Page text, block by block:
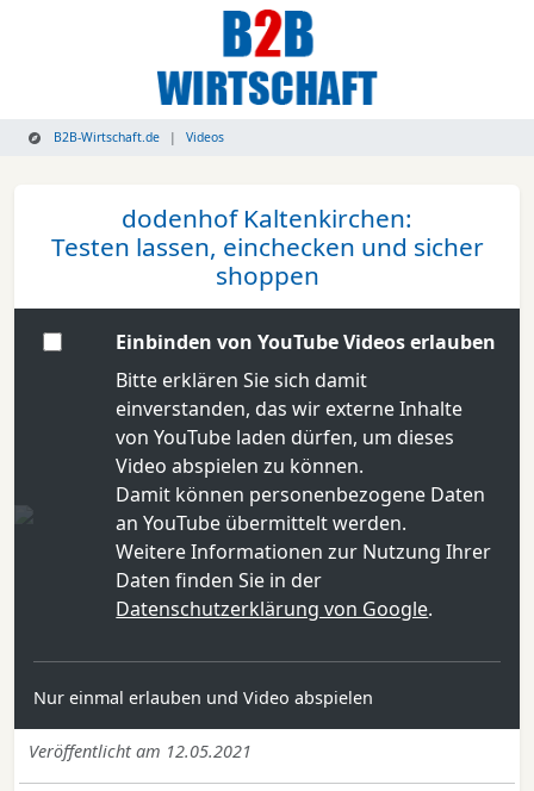
B2B-Wirtschaft.de Videos
dodenhof Kaltenkirchen:
Testen lassen, einchecken und sicher
shoppen
Einbinden von YouTube Videos erlauben
Bitte erklären Sie sich damit
einverstanden, das wir externe Inhalte
von YouTube laden dürfen, um dieses
Video abspielen zu können.
Damit können personenbezogene Daten
an YouTube übermittelt werden.
Weitere Informationen zur Nutzung Ihrer
Daten finden Sie in der
Datenschutzerklärung von Google.
Nur einmal erlauben und Video abspielen
Veröffentlicht am 12.05.2021